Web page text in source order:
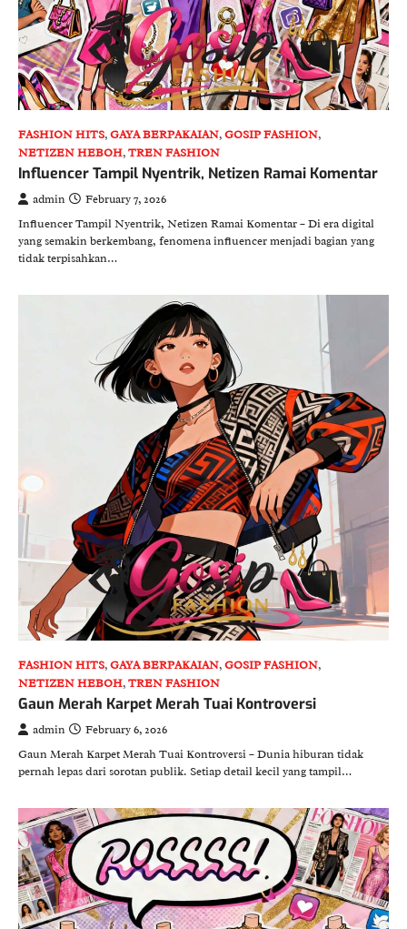
FASHION HITS,GAYA BERPAKAIAN,GOSIP FASHION,
NETIZEN HEBOH,TREN FASHION
Influencer Tampil Nyentrik, Netizen Ramai Komentar
admin
February 7, 2026
Influencer Tampil Nyentrik, Netizen Ramai Komentar – Di era digital
yang semakin berkembang, fenomena influencer menjadi bagian yang
tidak terpisahkan…
FASHION HITS,GAYA BERPAKAIAN,GOSIP FASHION,
NETIZEN HEBOH,TREN FASHION
Gaun Merah Karpet Merah Tuai Kontroversi
admin
February 6, 2026
Gaun Merah Karpet Merah Tuai Kontroversi – Dunia hiburan tidak
pernah lepas dari sorotan publik. Setiap detail kecil yang tampil…